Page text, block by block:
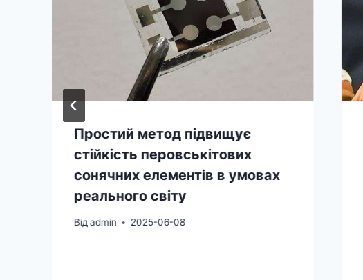
Простий метод підвищує
стійкість перовськітових
сонячних елементів в умовах
реального світу
Від admin 2025-06-08